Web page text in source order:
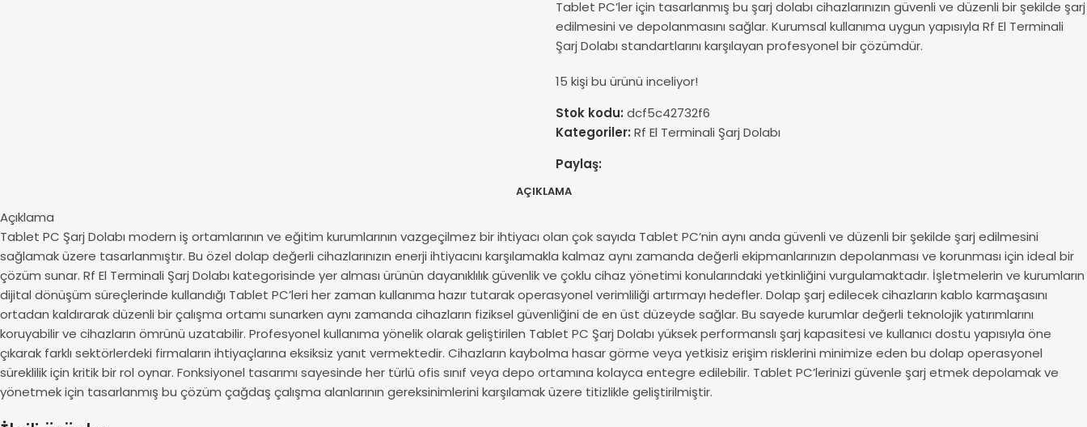
Tablet PC’ler için tasarlanmış bu şarj dolabı cihazlarınızın güvenli ve düzenli bir şekilde şarj
edilmesini ve depolanmasını sağlar. Kurumsal kullanıma uygun yapısıyla Rf El Terminali
Şarj Dolabı standartlarını karşılayan profesyonel bir çözümdür.
15 kişi bu ürünü inceliyor!
Stok kodu: dcf5c42732f6
Kategoriler: Rf El Terminali Şarj Dolabı
Paylaş:
AÇIKLAMA
Açıklama
Tablet PC Şarj Dolabı modern iş ortamlarının ve eğitim kurumlarının vazgeçilmez bir ihtiyacı olan çok sayıda Tablet PC’nin aynı anda güvenli ve düzenli bir şekilde şarj edilmesini
sağlamak üzere tasarlanmıştır. Bu özel dolap değerli cihazlarınızın enerji ihtiyacını karşılamakla kalmaz aynı zamanda değerli ekipmanlarınızın depolanması ve korunması için ideal bir
çözüm sunar. Rf El Terminali Şarj Dolabı kategorisinde yer alması ürünün dayanıklılık güvenlik ve çoklu cihaz yönetimi konularındaki yetkinliğini vurgulamaktadır. İşletmelerin ve kurumların
dijital dönüşüm süreçlerinde kullandığı Tablet PC’leri her zaman kullanıma hazır tutarak operasyonel verimliliği artırmayı hedefler. Dolap şarj edilecek cihazların kablo karmaşasını
ortadan kaldırarak düzenli bir çalışma ortamı sunarken aynı zamanda cihazların fiziksel güvenliğini de en üst düzeyde sağlar. Bu sayede kurumlar değerli teknolojik yatırımlarını
koruyabilir ve cihazların ömrünü uzatabilir. Profesyonel kullanıma yönelik olarak geliştirilen Tablet PC Şarj Dolabı yüksek performanslı şarj kapasitesi ve kullanıcı dostu yapısıyla öne
çıkarak farklı sektörlerdeki firmaların ihtiyaçlarına eksiksiz yanıt vermektedir. Cihazların kaybolma hasar görme veya yetkisiz erişim risklerini minimize eden bu dolap operasyonel
süreklilik için kritik bir rol oynar. Fonksiyonel tasarımı sayesinde her türlü ofis sınıf veya depo ortamına kolayca entegre edilebilir. Tablet PC’lerinizi güvenle şarj etmek depolamak ve
yönetmek için tasarlanmış bu çözüm çağdaş çalışma alanlarının gereksinimlerini karşılamak üzere titizlikle geliştirilmiştir.